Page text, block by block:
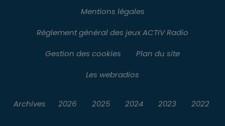
Mentions légales
Règlement général des jeux ACTIV Radio
Gestion des cookies
Plan du site
Les webradios
Archives 2026 2025 2024 2023 2022